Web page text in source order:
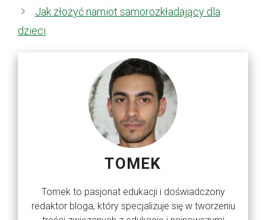
Jak złożyć namiot samorozkładający dla
dzieci
TOMEK
Tomek to pasjonat edukacji i doświadczony
redaktor bloga, który specjalizuje się w tworzeniu